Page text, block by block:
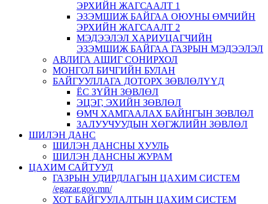
ЭРХИЙН ЖАГСААЛТ 1
ЭЗЭМШИЖ БАЙГАА ОЮУНЫ ӨМЧИЙН
ЭРХИЙН ЖАГСААЛТ 2
МЭДЭЭЛЭЛ ХАРИУЦАГЧИЙН
ЭЗЭМШИЖ БАЙГАА ГАЗРЫН МЭДЭЭЛЭЛ
АВЛИГА АШИГ СОНИРХОЛ
МОНГОЛ БИЧГИЙН БУЛАН
БАЙГУУЛЛАГА ДОТОРХ ЗӨВЛӨЛҮҮД
ЁС ЗҮЙН ЗӨВЛӨЛ
ЭЦЭГ, ЭХИЙН ЗӨВЛӨЛ
ӨМЧ ХАМГААЛАХ БАЙНГЫН ЗӨВЛӨЛ
ЗАЛУУЧУУДЫН ХӨГЖЛИЙН ЗӨВЛӨЛ
ШИЛЭН ДАНС
ШИЛЭН ДАНСНЫ ХУУЛЬ
ШИЛЭН ДАНСНЫ ЖУРАМ
ЦАХИМ САЙТУУД
ГАЗРЫН УДИРДЛАГЫН ЦАХИМ СИСТЕМ
/egazar.gov.mn/
ХОТ БАЙГУУЛАЛТЫН ЦАХИМ СИСТЕМ